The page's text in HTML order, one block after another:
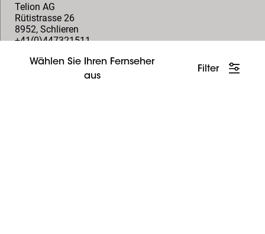
Wählen Sie Ihren Fernseher
aus
Filter
Telion AG
Rütistrasse 26
8952, Schlieren
+41(0)447321511